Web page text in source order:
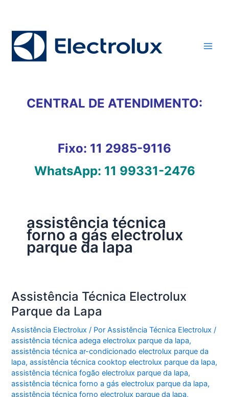
conteúdo
CENTRAL DE ATENDIMENTO:
Fixo: 11 2985-9116
WhatsApp: 11 99331-2476
assistência técnica
forno a gás electrolux
parque da lapa
Assistência Técnica Electrolux
Parque da Lapa
Assistência Electrolux / PorAssistência Técnica Electrolux/
assistência técnica adega electrolux parque da lapa,
assistência técnica ar-condicionado electrolux parque da
lapa,assistência técnica cooktop electrolux parque da lapa,
assistência técnica fogão electrolux parque da lapa,
assistência técnica forno a gás electrolux parque da lapa,
assistência técnica forno electrolux parque da lapa,